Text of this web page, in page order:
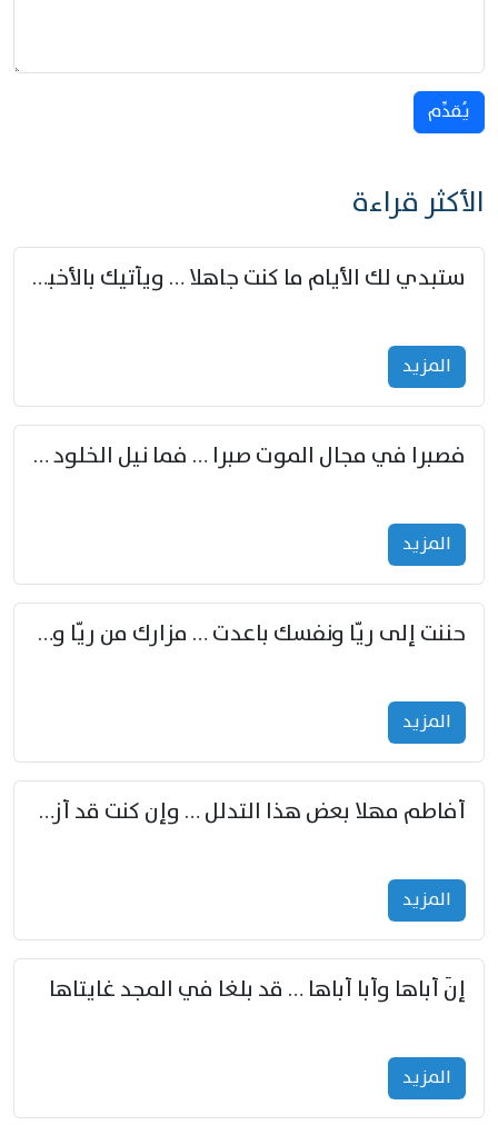
يُقدِّم
الأكثر قراءة
ستبدي لك الأيام ما كنت جاهلا … ويأتيك بالأخبار من لم تزوّد
المزید
فصبرا في مجال الموت صبرا … فما نيل الخلود بمستطاع
المزید
حننت إلى ريّا ونفسك باعدت … مزارك من ريّا وشعباكما معا
المزید
أفاطم مهلا بعض هذا التدلل … وإن كنت قد أزمعت صرمي فأجملي
المزید
إنّ أباها وأبا أباها … قد بلغا في المجد غايتاها
المزید